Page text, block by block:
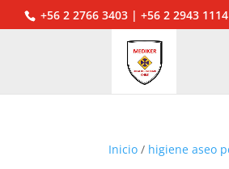
+56 2 2766 3403 | +56 2 2943 1114
Inicio / higiene aseo